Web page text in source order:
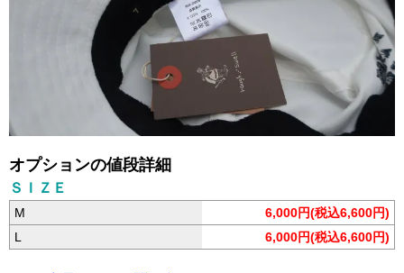
オプションの値段詳細
ＳＩＺＥ
M
6,000円(税込6,600円)
L
6,000円(税込6,600円)